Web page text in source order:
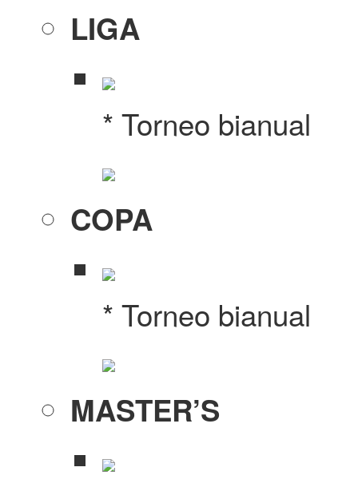
LIGA
* Torneo bianual
COPA
* Torneo bianual
MASTER’S